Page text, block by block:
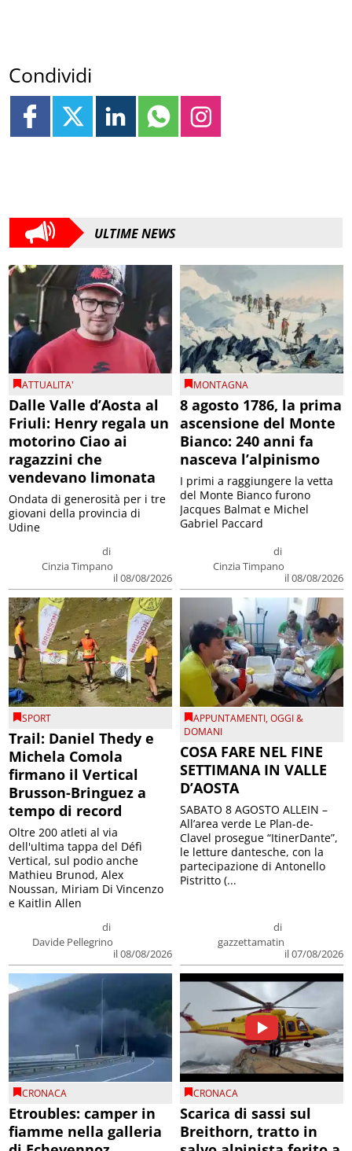
Condividi
ULTIME NEWS
ATTUALITA'
Dalle Valle d’Aosta al
Friuli: Henry regala un
motorino Ciao ai
ragazzini che
vendevano limonata
di
Cinzia Timpano
il 08/08/2026
Ondata di generosità per i tre
giovani della provincia di
Udine
MONTAGNA
8 agosto 1786, la prima
ascensione del Monte
Bianco: 240 anni fa
nasceva l’alpinismo
di
Cinzia Timpano
il 08/08/2026
I primi a raggiungere la vetta
del Monte Bianco furono
Jacques Balmat e Michel
Gabriel Paccard
SPORT
Trail: Daniel Thedy e
Michela Comola
firmano il Vertical
Brusson-Bringuez a
tempo di record
di
Davide Pellegrino
il 08/08/2026
Oltre 200 atleti al via
dell'ultima tappa del Défì
Vertical, sul podio anche
Mathieu Brunod, Alex
Noussan, Miriam Di Vincenzo
e Kaitlin Allen
APPUNTAMENTI,OGGI &
DOMANI
COSA FARE NEL FINE
SETTIMANA IN VALLE
D’AOSTA
di
gazzettamatin
il 07/08/2026
SABATO 8 AGOSTO ALLEIN –
All’area verde Le Plan-de-
Clavel prosegue “ItinerDante”,
le letture dantesche, con la
partecipazione di Antonello
Pistritto (...
CRONACA
Etroubles: camper in
fiamme nella galleria
CRONACA
Scarica di sassi sul
Breithorn, tratto in